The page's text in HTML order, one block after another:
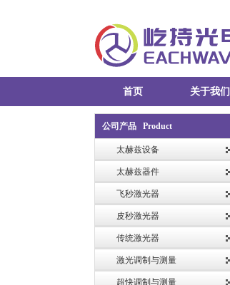
首页 关于我们
公司产品 Product
太赫兹设备
太赫兹器件
飞秒激光器
皮秒激光器
传统激光器
激光调制与测量
超快调制与测量